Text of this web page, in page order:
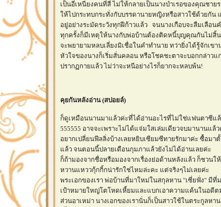
เป็นอี๋เหนียงคนที่สี่ ไม่ให้กลายเป็นนางบำเรอของคุณชายร
ห้ไปกระทบกระทั่งกับบรรดานายหญิงหรือสาวใช้ด้วยกัน
อยู่อย่างระมัดระวังทุกฝีก้าวแล้ว จนนางเกือบจะลืมเลือน
ทุกครั้งก็มีเหตุให้นางกับพ่อบ้านต้องติดหนี้บุญคุณกันไม่สิ้น
จะพยายามหลบเลี่ยงมิเชื่อในคำทำนาย ทว่ายิ่งได้รู้จักเขา
หัวใจของนางก็เริ่มสั่นคลอน หรือโชคชะตาจะบอกกล่าวแ
ปรากฏกายแล้ว ไม่ว่าจะหนีอย่างไรก็ยากจะหลบพ้น!
คุยกันหลังอ่าน (สปอยล์)
ก็ดูเหมือนนานมาแล้วค่ะที่ได้อ่านอะไรที่ไม่ใช่แฟนตาซีแ
555555 อาจจะเพราะไม่ได้แจ่มใสเล่มเดียวจบมานานแล้ว
อยากเปลี่ยนฟีลลิ่งบ้างเลยหยิบเซียมซีทายรักมาค่ะ ซื้อมา
ล้ว จนตอนนี้ปลายเดือนกุมภาแล้วยังไม่ได้อ่านเลยค่ะ
ก็ถ้ามองจากชื่อหรือมองจากเรื่องย่อด้านหลังแล้ว ก็ชวนใ
หวานแหววกุ้กกิ้กน่ารักใช่ไหมล่ะคะ แต่จริงๆไม่เลยค่ะ
พระเอกของเรา พ่อบ้านที่มาใหม่ในสกุลหาน "เซี่ยฟั่ง" มีที่
เป้าหมายใหญ่โตโหดเหี้ยมและแบกเอาความแค้นในอดี
ส่วนอาเหม่า นางเอกของเรานั่นก็เป็นสาวใช้ในตระกูลหา